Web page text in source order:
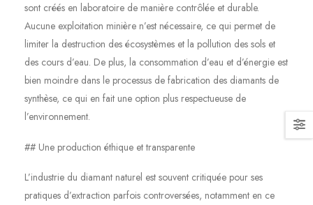
sont créés en laboratoire de manière contrôlée et durable.
Aucune exploitation minière n’est nécessaire, ce qui permet de
limiter la destruction des écosystèmes et la pollution des sols et
des cours d’eau. De plus, la consommation d’eau et d’énergie est
bien moindre dans le processus de fabrication des diamants de
synthèse, ce qui en fait une option plus respectueuse de
l’environnement.
## Une production éthique et transparente
L’industrie du diamant naturel est souvent critiquée pour ses
pratiques d’extraction parfois controversées, notamment en ce